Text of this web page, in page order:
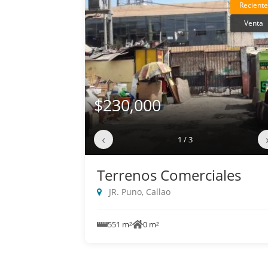
Reciente
Venta
$230,000
‹ 1 / 3 ›
Terrenos Comerciales
JR. Puno, Callao
551 m² 0 m²